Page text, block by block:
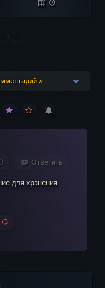
»
*
Ответить
для хранения